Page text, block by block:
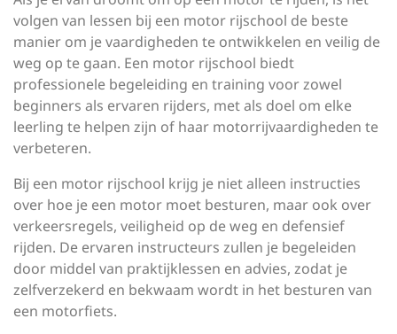
volgen van lessen bij een motor rijschool de beste
manier om je vaardigheden te ontwikkelen en veilig de
weg op te gaan. Een motor rijschool biedt
professionele begeleiding en training voor zowel
beginners als ervaren rijders, met als doel om elke
leerling te helpen zijn of haar motorrijvaardigheden te
verbeteren.
Bij een motor rijschool krijg je niet alleen instructies
over hoe je een motor moet besturen, maar ook over
verkeersregels, veiligheid op de weg en defensief
rijden. De ervaren instructeurs zullen je begeleiden
door middel van praktijklessen en advies, zodat je
zelfverzekerd en bekwaam wordt in het besturen van
een motorfiets.